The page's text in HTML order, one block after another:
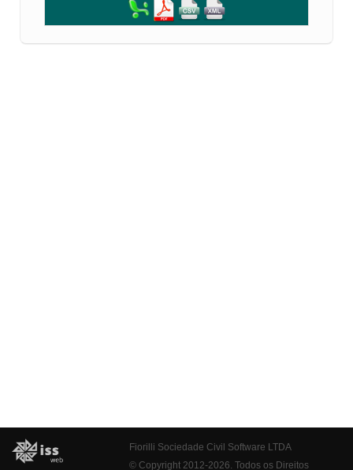
Fiorilli Sociedade Civil Software LTDA
© Copyright 2012-2026. Todos os Direitos